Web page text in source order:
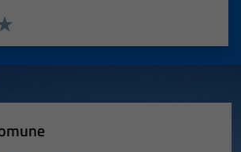
5 stelle su 5
4 stelle su 5
su 5
su 5
5
Questi cookie
personali.